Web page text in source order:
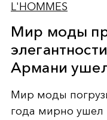
L'HOMMES
Мир моды
Армани
Мир моды
года мирно ушел